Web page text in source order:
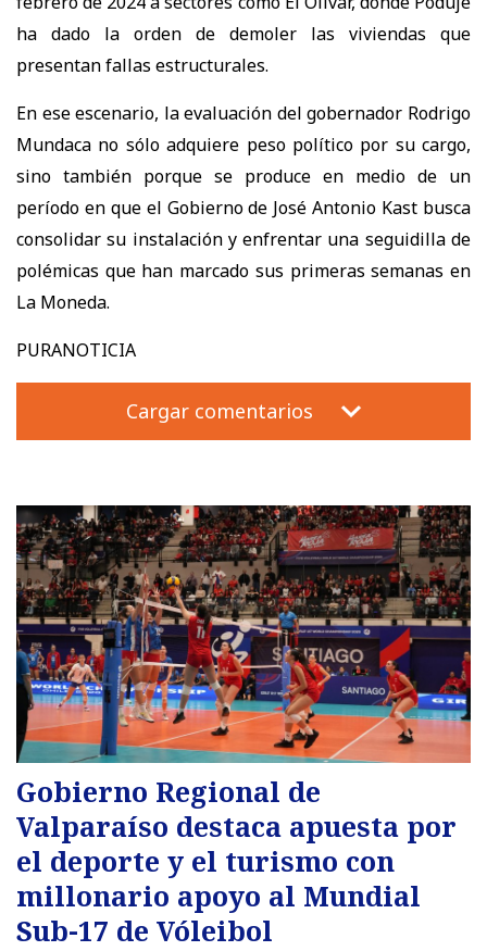
ha dado la orden de demoler las viviendas que
presentan fallas estructurales.
En ese escenario, la evaluación del gobernador Rodrigo
Mundaca no sólo adquiere peso político por su cargo,
sino también porque se produce en medio de un
período en que el Gobierno de José Antonio Kast busca
consolidar su instalación y enfrentar una seguidilla de
polémicas que han marcado sus primeras semanas en
La Moneda.
PURANOTICIA
Cargar comentarios
Gobierno Regional de
Valparaíso destaca apuesta por
el deporte y el turismo con
millonario apoyo al Mundial
Sub-17 de Vóleibol